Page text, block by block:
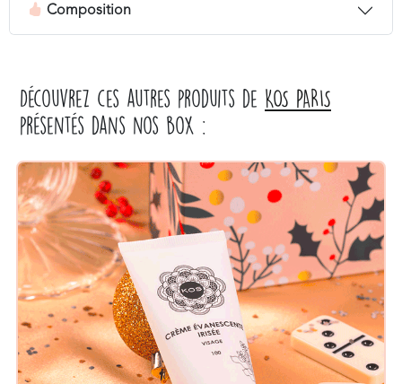
Composition
Découvrez ces autres produits de KOS PARIS
présentés dans nos box :